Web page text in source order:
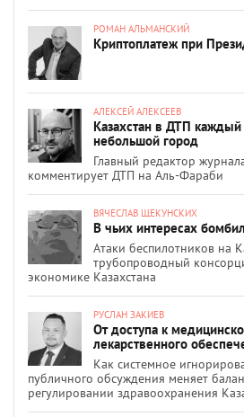
РОМАН АЛЬМАНСКИЙ
Криптоплатеж при
АЛЕКСЕЙ АЛЕКСЕЕВ
Казахстан в ДТП каждый
небольшой город
Главный редактор
комментирует ДТП на Аль-Фараби
ВЯЧЕСЛАВ ЩЕКУНСКИХ
В чьих интересах
Атаки беспилотников на
трубопроводный
экономике Казахстана
РУСЛАН ЗАКИЕВ
От доступа к
лекарственного
Как системное
публичного обсуждения меняет
регулировании здравоохранения